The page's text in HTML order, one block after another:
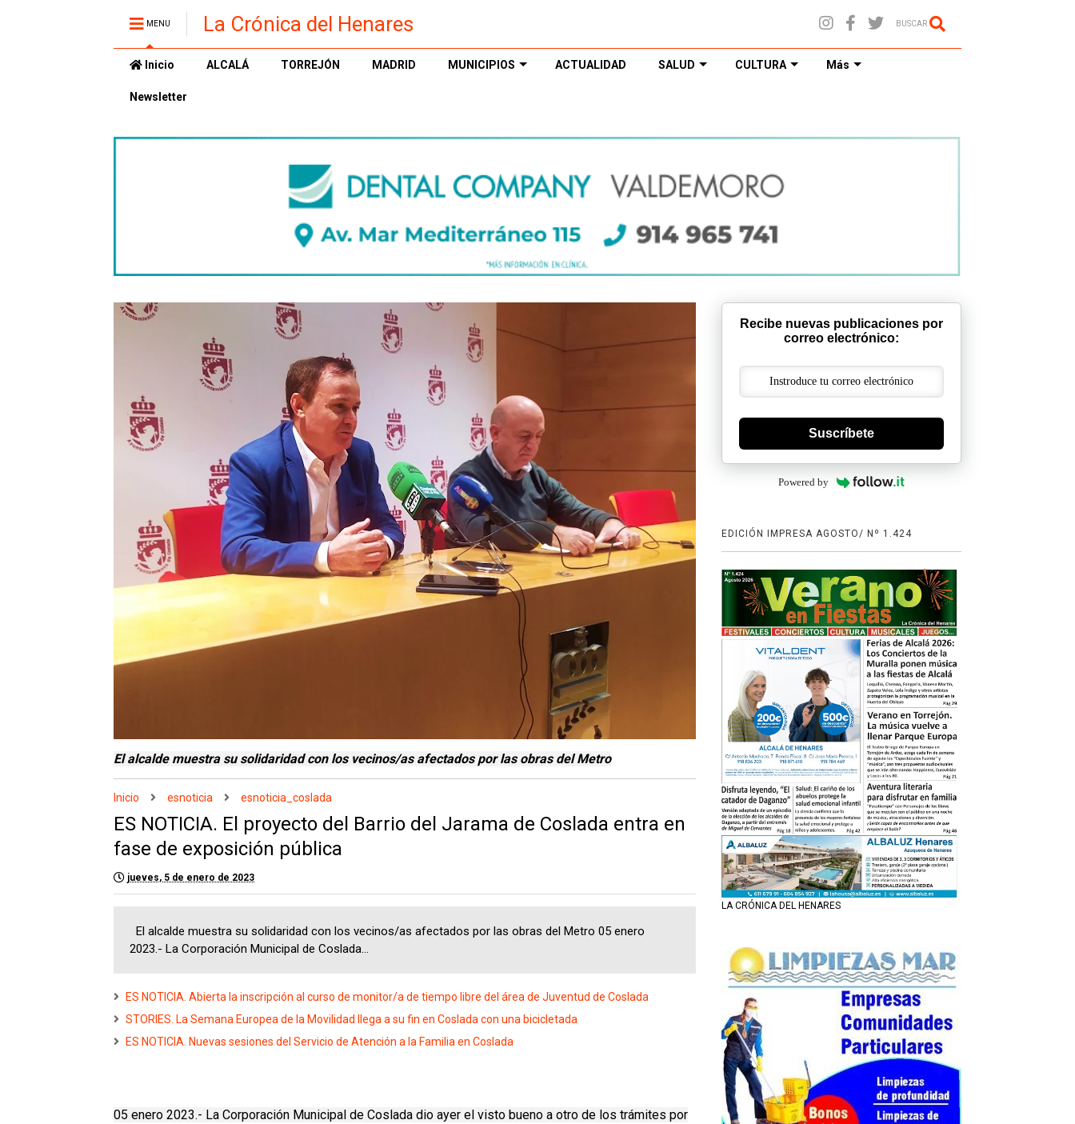
MENU La Crónica del Henares BUSCAR
Inicio ALCALÁ TORREJÓN MADRID MUNICIPIOS ACTUALIDAD SALUD CULTURA Más
Newsletter
El alcalde muestra su solidaridad con los vecinos/as afectados por las obras del Metro
Inicio esnoticia esnoticia_coslada
ES NOTICIA. El proyecto del Barrio del Jarama de Coslada entra en
fase de exposición pública
jueves, 5 de enero de 2023
El alcalde muestra su solidaridad con los vecinos/as afectados por las obras del Metro 05 enero
2023.- La Corporación Municipal de Coslada...
ES NOTICIA. Abierta la inscripción al curso de monitor/a de tiempo libre del área de Juventud de Coslada
STORIES. La Semana Europea de la Movilidad llega a su fin en Coslada con una bicicletada
ES NOTICIA. Nuevas sesiones del Servicio de Atención a la Familia en Coslada
05 enero 2023.- La Corporación Municipal de Coslada dio ayer el visto bueno a otro de los trámites por
Recibe nuevas publicaciones por
correo electrónico:
Suscríbete
Powered by
EDICIÓN IMPRESA AGOSTO/ Nº 1.424
LA CRÓNICA DEL HENARES